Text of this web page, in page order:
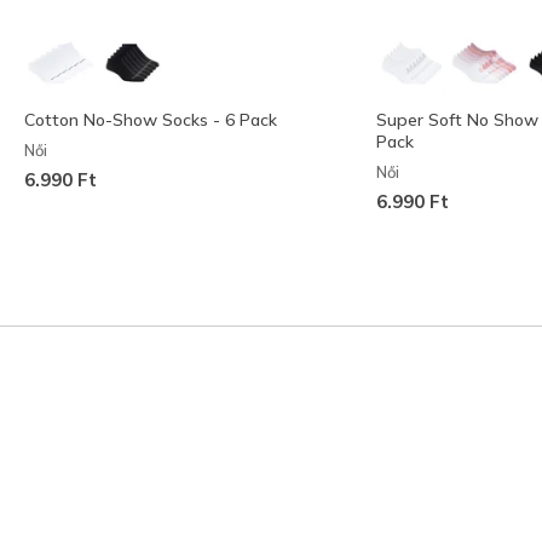
Cotton No-Show Socks - 6 Pack
Női
6.990 Ft
Super Soft No Show
Pack
Női
6.990 Ft